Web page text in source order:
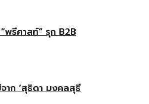
พรีคาสท์” รุก B2B
าก ‘สุธิดา มงคลสุธี